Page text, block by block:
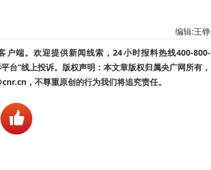
编辑:王铮
户端。欢迎提供新闻线索，24小时报料热线400-800-
台”线上投诉。版权声明：本文章版权归属央广网所有，
，不尊重原创的行为我们将追究责任。